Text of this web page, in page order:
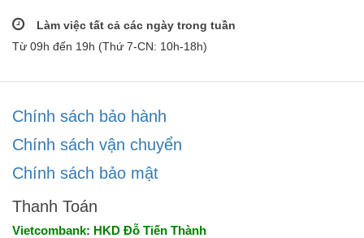
Làm việc tất cả các ngày trong tuần
Từ 09h đến 19h (Thứ 7-CN: 10h-18h)
Chính sách bảo hành
Chính sách vận chuyển
Chính sách bảo mật
Thanh Toán
Vietcombank: HKD Đỗ Tiến Thành